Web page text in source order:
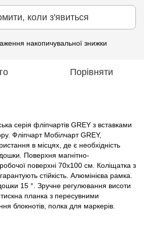
коли з'явиться
накопичувальної знижки
Порівняти
серія фліпчартів GREY з вставками
Фліпчарт Мобілчарт GREY,
в місцях, де є необхідність
Поверхня магнітно-
поверхні 70х100 см. Коліщатка з
стійкість. Алюмінієва рамка.
15 °. Зручне регулювання висоти
планка з пересувними
блокнотів, полка для маркерів.